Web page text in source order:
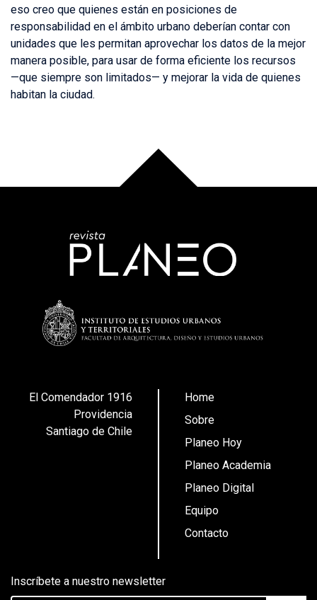
eso creo que quienes están en posiciones de
responsabilidad en el ámbito urbano deberían contar con
unidades que les permitan aprovechar los datos de la mejor
manera posible, para usar de forma eficiente los recursos
—que siempre son limitados— y mejorar la vida de quienes
habitan la ciudad.
El Comendador 1916
Providencia
Santiago de Chile
Home
Sobre
Planeo Hoy
Planeo Academia
Planeo Digital
Equipo
Contacto
Inscríbete a nuestro newsletter